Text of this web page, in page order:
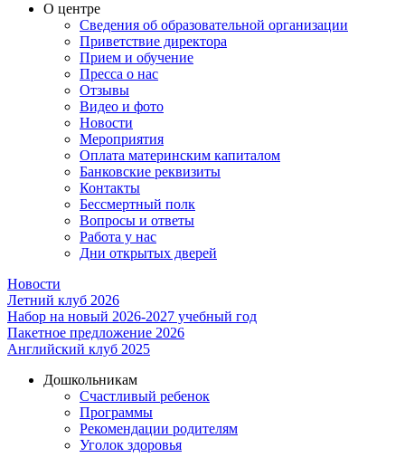
О центре
Сведения об образовательной организации
Приветствие директора
Прием и обучение
Пресса о нас
Отзывы
Видео и фото
Новости
Мероприятия
Оплата материнским капиталом
Банковские реквизиты
Контакты
Бессмертный полк
Вопросы и ответы
Работа у нас
Дни открытых дверей
Новости
Летний клуб 2026
Набор на новый 2026-2027 учебный год
Пакетное предложение 2026
Английский клуб 2025
Дошкольникам
Счастливый ребенок
Программы
Рекомендации родителям
Уголок здоровья